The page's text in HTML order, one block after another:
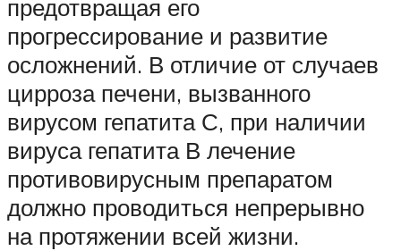
предотвращая его
прогрессирование и развитие
осложнений. В отличие от случаев
цирроза печени, вызванного
вирусом гепатита С, при наличии
вируса гепатита В лечение
противовирусным препаратом
должно проводиться непрерывно
на протяжении всей жизни.